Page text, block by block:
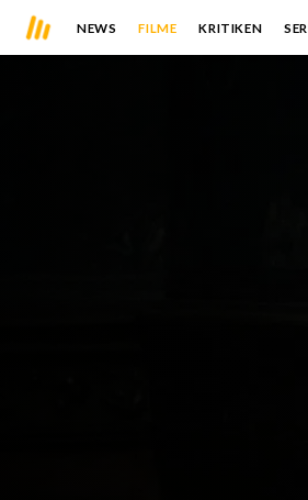
NEWS FILME KRITIKEN